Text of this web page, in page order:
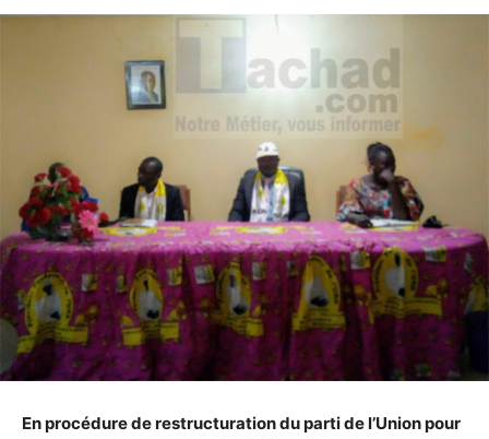
En procédure de restructuration du parti de l’Union pour